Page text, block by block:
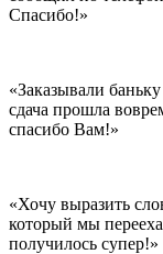
Спасибо!»
«Заказывали
сдача прошла
спасибо Вам!»
«Хочу выразить
который мы
получилось супер!»